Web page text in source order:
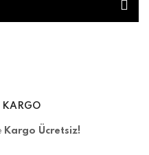
KARGO
Kargo Ücretsiz!